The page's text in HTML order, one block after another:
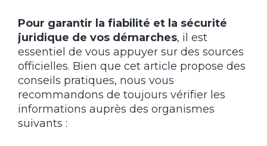
Pour garantir la fiabilité et la sécurité
juridique de vos démarches, il est
essentiel de vous appuyer sur des sources
officielles. Bien que cet article propose des
conseils pratiques, nous vous
recommandons de toujours vérifier les
informations auprès des organismes
suivants :